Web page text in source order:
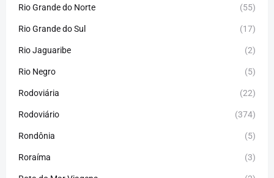
Rio Grande do Norte (55)
Rio Grande do Sul (17)
Rio Jaguaribe (2)
Rio Negro (5)
Rodoviária (22)
Rodoviário (374)
Rondônia (5)
Roraíma (3)